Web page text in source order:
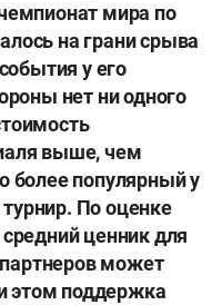
мира по
на грани срыва
у его
нет ни одного
выше, чем
более популярный у
По оценке
ценник для
может
этом поддержка